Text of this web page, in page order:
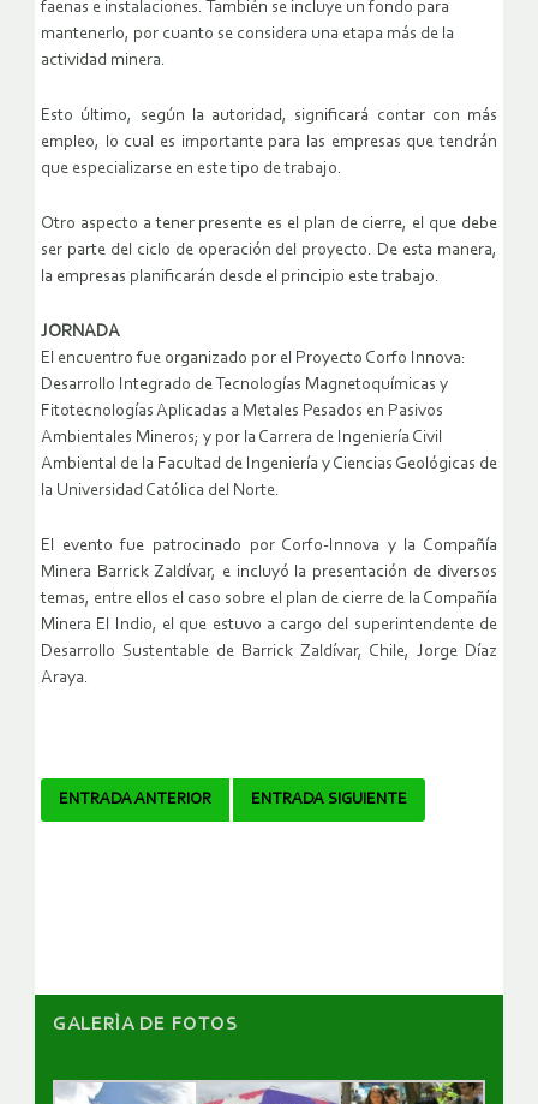
faenas e instalaciones. También se incluye un fondo para
mantenerlo, por cuanto se considera una etapa más de la
actividad minera.
Esto último, según la autoridad, significará contar con más
empleo, lo cual es importante para las empresas que tendrán
que especializarse en este tipo de trabajo.
Otro aspecto a tener presente es el plan de cierre, el que debe
ser parte del ciclo de operación del proyecto. De esta manera,
la empresas planificarán desde el principio este trabajo.
JORNADA
El encuentro fue organizado por el Proyecto Corfo Innova:
Desarrollo Integrado de Tecnologías Magnetoquímicas y
Fitotecnologías Aplicadas a Metales Pesados en Pasivos
Ambientales Mineros; y por la Carrera de Ingeniería Civil
Ambiental de la Facultad de Ingeniería y Ciencias Geológicas de
la Universidad Católica del Norte.
El evento fue patrocinado por Corfo-Innova y la Compañía
Minera Barrick Zaldívar, e incluyó la presentación de diversos
temas, entre ellos el caso sobre el plan de cierre de la Compañía
Minera El Indio, el que estuvo a cargo del superintendente de
Desarrollo Sustentable de Barrick Zaldívar, Chile, Jorge Díaz
Araya.
Navegador
ENTRADA ANTERIOR ENTRADA SIGUIENTE
GALERÌA DE FOTOS